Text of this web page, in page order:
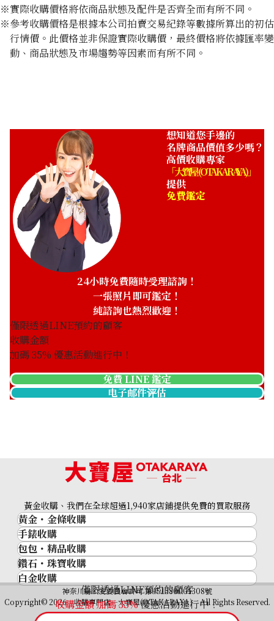
※實際收購價格將依商品狀態及配件是否齊全而有所不同。
※參考收購價格是根據本公司拍賣交易紀錄等數據所算出的初估
行情價。此價格並非保證實際收購價，最終價格將依據匯率變
動、商品狀態及市場趨勢等因素而有所不同。
想知道您手邊的
名牌商品價值多少嗎？
高價收購專家
「大寶屋 (OTAKARAYA)」
提供
免費鑑定
24小時免費隨時受理諮詢！
一張照片即可鑑定！
純諮詢也熱烈歡迎！
僅限透過LINE預約的顧客
收購金額
加碼35% 優惠活動進行中！
免費 LINE 鑑定
电子邮件评估
僅限透過LINE預約的顧客
收購金額 加碼35%優惠活動進行中！
黃金收購、我們在全球超過1,940家店鋪提供免費的買取服務
黃金・金條收購
黃金與貴金屬
金的錠
金幣
黃金過去10年
黃金飾品
黃金戒指
手錶收購
名牌手錶
Rolex
Patek Philippe
Audemars Piguet
Vacheron Constantin
包包・精品收購
品牌精品
Cartier
LOUIS VUITTON
Hermès
鑽石・珠寶收購
鑽石･珠寶
祖母綠（翠玉）
白金收購
神奈川縣公安委員會許可 第451380001308號
Copyright© 2026 收購專門店—大寶屋(OTAKARAYA) All Rights Reserved.